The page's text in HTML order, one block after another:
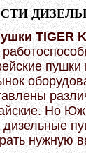
TIGER
пушки
Но
нужную